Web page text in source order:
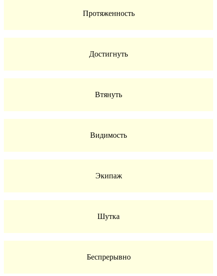
Протяженность
Достигнуть
Втянуть
Видимость
Экипаж
Шутка
Беспрерывно